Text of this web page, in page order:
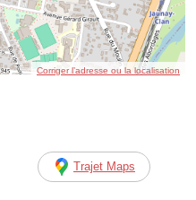
Corriger l’adresse ou la localisation
Trajet Maps